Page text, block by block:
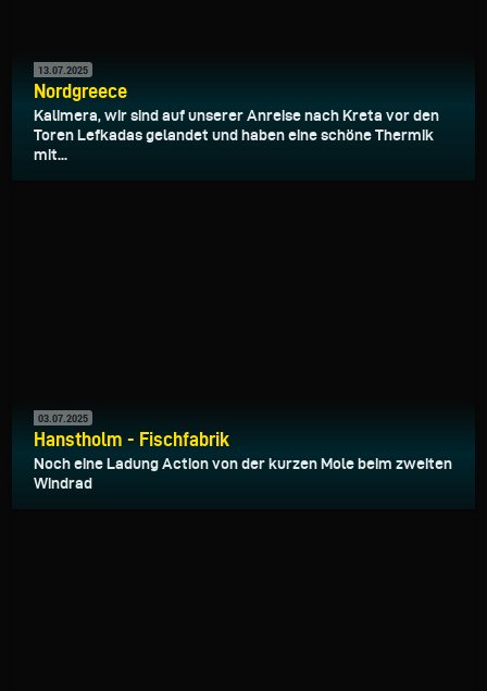
13.07.2025
Nordgreece
Kalimera, wir sind auf unserer Anreise nach Kreta vor den
Toren Lefkadas gelandet und haben eine schöne Thermik
mit...
03.07.2025
Hanstholm - Fischfabrik
Noch eine Ladung Action von der kurzen Mole beim zweiten
Windrad